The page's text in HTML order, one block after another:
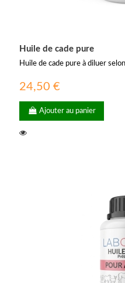
Huile de cade pure
Huile de cade pure à diluer
24,50 €
Ajouter au panier